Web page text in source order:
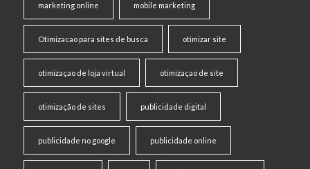
marketing online mobile marketing
Otimizacao para sites de busca otimizar site
otimizaçao de loja virtual otimizaçao de site
otimização de sites publicidade digital
publicidade no google publicidade online